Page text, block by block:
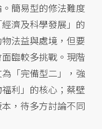
簡易型的修法難度
濟及科學發展」的
法益與處境，但要
臨較多挑戰。現階
「完備型二」，強
利」的核心；蔡壁
，待多方討論不同